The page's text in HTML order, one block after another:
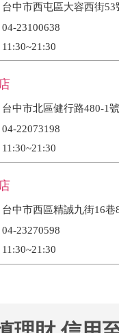
台中市西屯區大容西街53
04-23100638
11:30~21:30
台中市北區健行路480-1號
04-22073198
11:30~21:30
台中市西區精誠九街16巷
04-23270598
11:30~21:30